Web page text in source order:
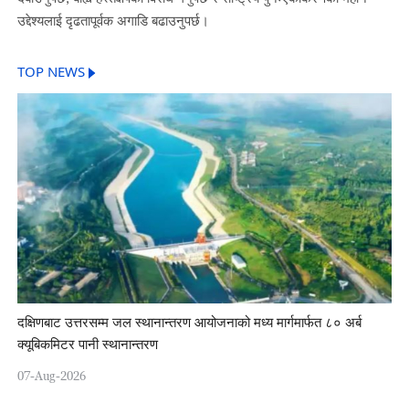
उद्देश्यलाई दृढतापूर्वक अगाडि बढाउनुपर्छ।
TOP NEWS
दक्षिणबाट उत्तरसम्म जल स्थानान्तरण आयोजनाको मध्य मार्गमार्फत ८० अर्ब
क्यूबिकमिटर पानी स्थानान्तरण
07-Aug-2026